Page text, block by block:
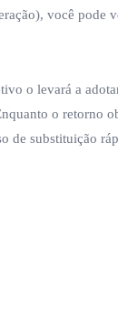
você pode
o levará a
o retorno
de substituição